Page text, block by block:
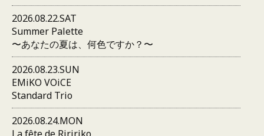
2026.08.22.SAT
Summer Palette
〜あなたの夏は、何色ですか？〜
2026.08.23.SUN
EMiKO VOiCE
Standard Trio
2026.08.24.MON